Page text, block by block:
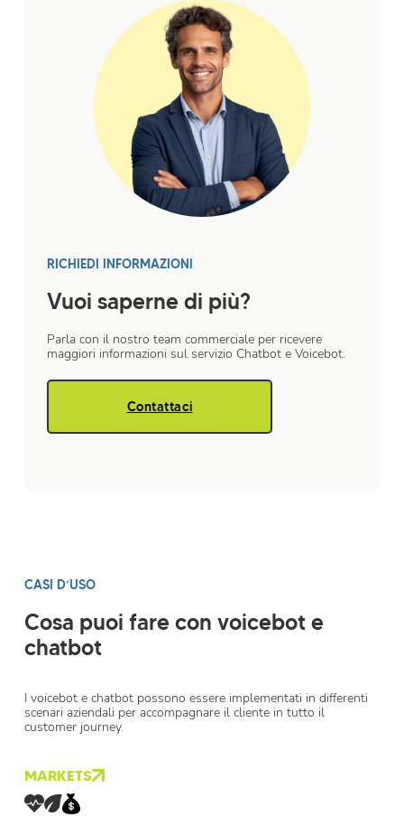
RICHIEDI INFORMAZIONI
Vuoi saperne di più?
Parla con il nostro team commerciale per ricevere
maggiori informazioni sul servizio Chatbot e Voicebot.
Contattaci
CASI D’USO
Cosa puoi fare con voicebot e
chatbot
I voicebot e chatbot possono essere implementati in differenti
scenari aziendali per accompagnare il cliente in tutto il
customer journey.
MARKETS